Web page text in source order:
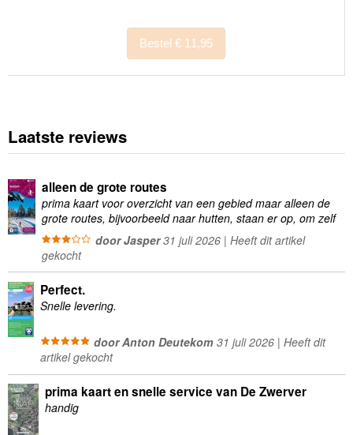
Bestel € 11,95
Laatste reviews
alleen de grote routes
prima kaart voor overzicht van een gebied maar alleen de
grote routes, bijvoorbeeld naar hutten, staan er op, om zelf
wandelingen te plannen minder geschikt
door Jasper31 juli 2026 | Heeft dit artikel
gekocht
Perfect.
Snelle levering.
door Anton Deutekom31 juli 2026 | Heeft dit
artikel gekocht
prima kaart en snelle service van De Zwerver
handig